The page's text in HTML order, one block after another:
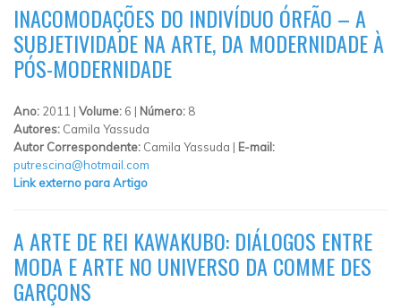
INACOMODAÇÕES DO INDIVÍDUO ÓRFÃO – A
SUBJETIVIDADE NA ARTE, DA MODERNIDADE À
PÓS-MODERNIDADE
Ano: 2011 | Volume: 6 | Número: 8
Autores: Camila Yassuda
Autor Correspondente: Camila Yassuda | E-mail:
putrescina@hotmail.com
Link externo para Artigo
A ARTE DE REI KAWAKUBO: DIÁLOGOS ENTRE
MODA E ARTE NO UNIVERSO DA COMME DES
GARÇONS